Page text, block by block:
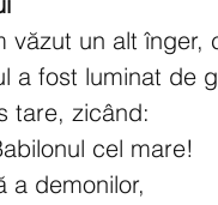
văzut un alt
a fost luminat de
tare, zicând:
cel mare!
a demonilor,